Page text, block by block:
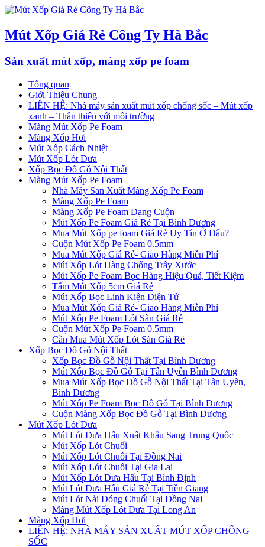
Mút Xốp Giá Rẻ Công Ty Hà Bắc
Sản xuất mút xốp, màng xốp pe foam
Tổng quan
Giới Thiệu Chung
LIÊN HỆ: Nhà máy sản xuất mút xốp chống sốc – Mút xốp
xanh – Thân thiện với môi trường
Màng Mút Xốp Pe Foam
Màng Xốp Hơi
Mút Xốp Cách Nhiệt
Mút Xốp Lót Dưa
Xốp Bọc Đồ Gỗ Nội Thất
Màng Mút Xốp Pe Foam
Nhà Máy Sản Xuất Màng Xốp Pe Foam
Màng Xốp Pe Foam
Màng Xốp Pe Foam Dạng Cuộn
Mút Xốp Pe Foam Giá Rẻ Tại Bình Dương
Mua Mút Xốp pe foam Giá Rẻ Uy Tín Ở Đâu?
Cuộn Mút Xốp Pe Foam 0.5mm
Mua Mút Xốp Giá Rẻ- Giao Hàng Miễn Phí
Mút Xốp Lót Hàng Chống Trầy Xước
Mút Xốp Pe Foam Bọc Hàng Hiệu Quả, Tiết Kiệm
Tấm Mút Xốp 5cm Giá Rẻ
Mút Xốp Bọc Linh Kiện Điện Tử
Mua Mút Xốp Giá Rẻ- Giao Hàng Miễn Phí
Mút Xốp Pe Foam Lót Sàn Giá Rẻ
Cuộn Mút Xốp Pe Foam 0.5mm
Cần Mua Mút Xốp Lót Sàn Giá Rẻ
Xốp Bọc Đồ Gỗ Nội Thất
Xốp Bọc Đồ Gỗ Nội Thất Tại Bình Dương
Mút Xốp Bọc Đồ Gỗ Tại Tân Uyên Bình Dương
Mua Mút Xốp Bọc Đồ Gỗ Nội Thất Tại Tân Uyên,
Bình Dương
Mút Xốp Pe Foam Bọc Đồ Gỗ Tại Bình Dương
Cuộn Màng Xốp Bọc Đồ Gỗ Tại Bình Dương
Mút Xốp Lót Dưa
Mút Lót Dưa Hấu Xuất Khẩu Sang Trung Quốc
Mút Xốp Lót Chuối
Mút Xốp Lót Chuối Tại Đồng Nai
Mút Xốp Lót Chuối Tại Gia Lai
Mút Xốp Lót Dưa Hấu Tại Bình Định
Mút Lót Dưa Hấu Giá Rẻ Tại Tiền Giang
Mút Lót Nải Đóng Chuối Tại Đồng Nai
Màng Mút Xốp Lót Dưa Tại Long An
Màng Xốp Hơi
LIÊN HỆ: NHÀ MÁY SẢN XUẤT MÚT XỐP CHỐNG
SỐC